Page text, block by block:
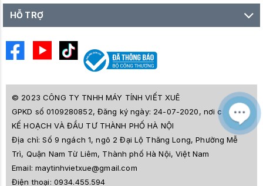
HỖ TRỢ
© 2023 CÔNG TY TNHH MÁY TÍNH VIẾT XUÊ
GPKD số 0109280852, Đăng ký ngày: 24-07-2020, nơi cấp SỞ
KẾ HOẠCH VÀ ĐẦU TƯ THÀNH PHỐ HÀ NỘI
Địa chỉ:Số 9 ngách 1, ngõ 2 Đại Lộ Thăng Long, Phường Mễ
Trì, Quận Nam Từ Liêm, Thành phố Hà Nội, Việt Nam
Email:maytinhvietxue@gmail.com
Điện thoại: 0934.455.594